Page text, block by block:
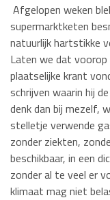
Afgelopen weken
supermarktketen
natuurlijk hartstikke
Laten we dat voorop
plaatselijke krant
schrijven waarin hij
denk dan bij mezelf,
stelletje verwende
zonder ziekten,
beschikbaar, in een
zonder al te veel er
klimaat mag niet